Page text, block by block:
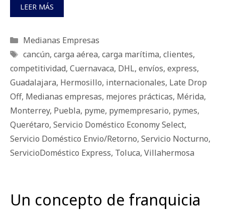
LEER MÁS
Categorías
Medianas Empresas
Etiquetas
cancún, carga aérea, carga marítima, clientes,
competitividad, Cuernavaca, DHL, envíos, express,
Guadalajara, Hermosillo, internacionales, Late Drop
Off, Medianas empresas, mejores prácticas, Mérida,
Monterrey, Puebla, pyme, pymempresario, pymes,
Querétaro, Servicio Doméstico Economy Select,
Servicio Doméstico Envio/Retorno, Servicio Nocturno,
ServicioDoméstico Express, Toluca, Villahermosa
Un concepto de franquicia